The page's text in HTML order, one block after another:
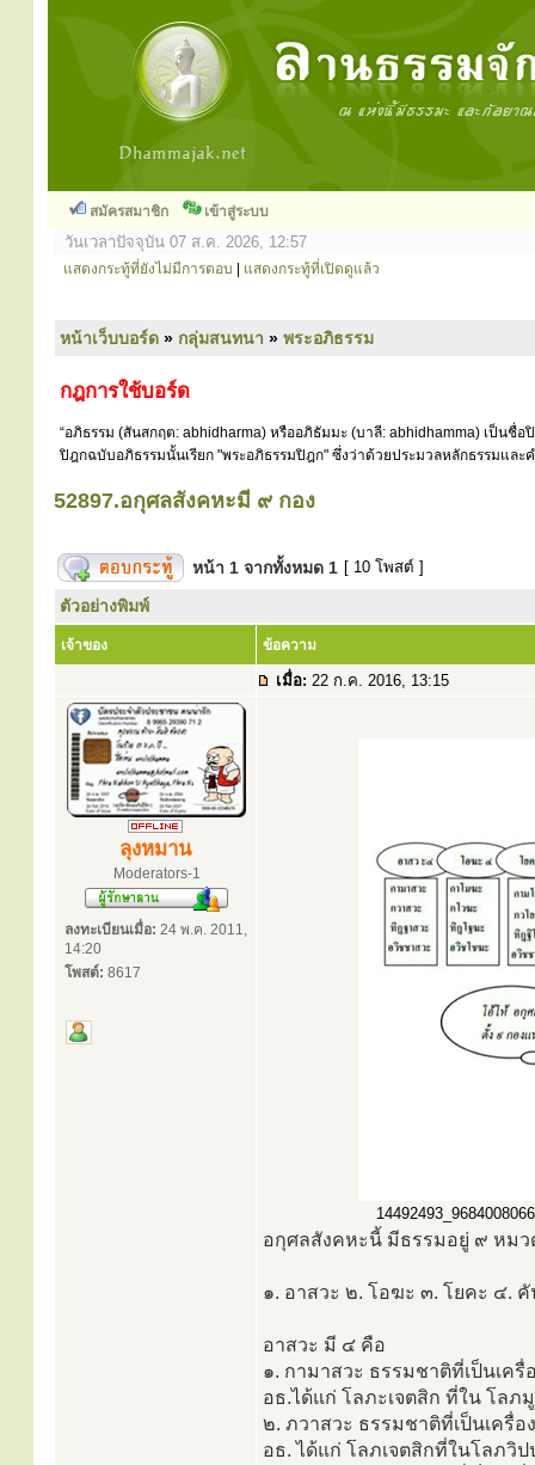
สมัครสมาชิก เข้าสู่ระบบ
วันเวลาปัจจุบัน 07 ส.ค. 2026, 12:57
แสดงกระทู้ที่ยังไม่มีการตอบ แสดงกระทู้ที่เปิดดูแล้ว
หน้าเว็บบอร์ด » กลุ่มสนทนา » พระอภิธรรม
กฎการใช้บอร์ด
“อภิธรรม (สันสกฤต: abhidharma) หรืออภิธัมมะ (บาลี: abhidhamma) เป็น
ปิฎกฉบับอภิธรรมนั้นเรียก "พระอภิธรรมปิฎก" ซึ่งว่าด้วยประมวลหลักธรรมแล
52897.อกุศลสังคหะมี ๙ กอง
หน้า 1 จากทั้งหมด 1 [ 10 โพสต์ ]
ตัวอย่างพิมพ์
เจ้าของ ข้อความ
เมื่อ: 22 ก.ค. 2016, 13:15
ลุงหมาน
Moderators-1
ลงทะเบียนเมื่อ: 24 พ.ค. 2011,
14:20
โพสต์: 8617
อกุศลสังคหะนี้ มีธรรมอยู่ ๙ หมว
๑. อาสวะ ๒. โอฆะ ๓. โยคะ ๔.
อาสวะ มี ๔ คือ
๑. กามาสวะ ธรรมชาติที่เป็นเค
อธ.ได้แก่ โลภะเจตสิก ที่ใน โลภ
๒. ภวาสวะ ธรรมชาติที่เป็นเครื่
อธ. ได้แก่ โลภเจตสิกที่ในโลภวิ